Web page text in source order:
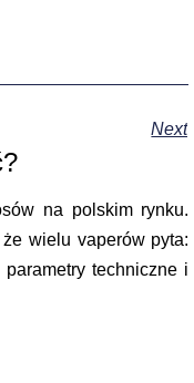
Next
na polskim rynku.
wielu vaperów pyta:
techniczne i